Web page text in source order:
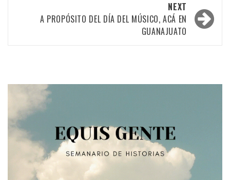
NEXT
A PROPÓSITO DEL DÍA DEL MÚSICO, ACÁ EN
GUANAJUATO